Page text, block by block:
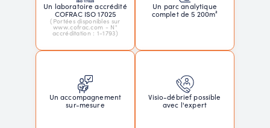
Un laboratoire accrédité
COFRAC ISO 17025
(Portées disponibles sur
www.cofrac.com - N°
accréditation : 1-1793)
Un parc analytique
complet de 5 200m²
Un accompagnement
sur-mesure
Visio-débrief possible
avec l'expert